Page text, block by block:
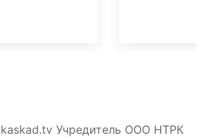
Учредитель ООО НТРК